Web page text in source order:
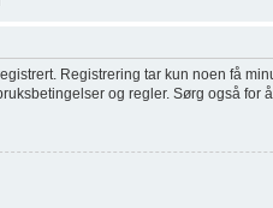
Registrering tar kun noen få
og regler. Sørg også